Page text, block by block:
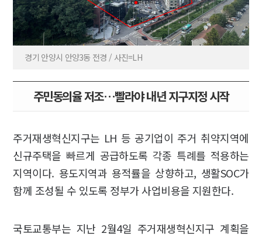
경기 안양시 안양3동 전경 / 사진=LH
주민동의율 저조…빨라야 내년 지구지정 시작
주거재생혁신지구는 LH 등 공기업이 주거 취약지역에
신규주택을 빠르게 공급하도록 각종 특례를 적용하는
지역이다. 용도지역과 용적률을 상향하고, 생활SOC가
함께 조성될 수 있도록 정부가 사업비용을 지원한다.
국토교통부는 지난 2월4일 주거재생혁신지구 계획을